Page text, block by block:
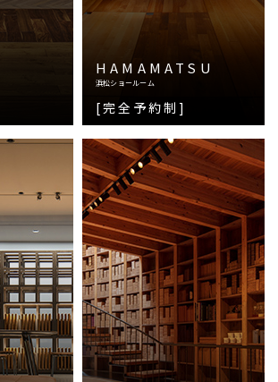
HAMAMATSU
浜松ショールーム
[完全予約制]